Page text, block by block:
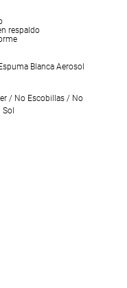
respaldo
Blanca Aerosol
/ No Escobillas / No